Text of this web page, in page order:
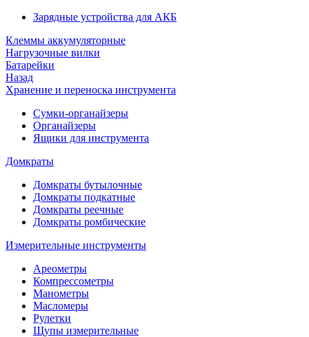
Зарядные устройства для АКБ
Клеммы аккумуляторные
Нагрузочные вилки
Батарейки
Назад
Хранение и переноска инструмента
Сумки-органайзеры
Органайзеры
Ящики для инструмента
Домкраты
Домкраты бутылочные
Домкраты подкатные
Домкраты реечные
Домкраты ромбические
Измерительные инструменты
Ареометры
Компрессометры
Манометры
Масломеры
Рулетки
Щупы измерительные